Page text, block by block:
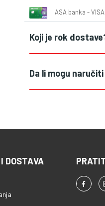
ASA banka -
Koji je rok
Da li mogu
DOSTAVA